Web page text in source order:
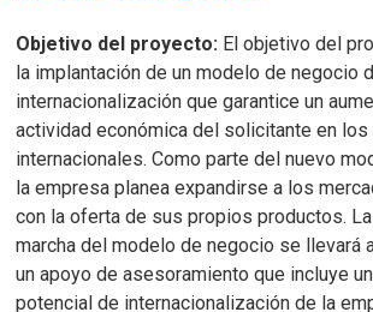
Objetivo del proyecto: El objetivo del
la implantación de un modelo de negocio
internacionalización que garantice un
actividad económica del solicitante en los
internacionales. Como parte del nuevo
la empresa planea expandirse a los
con la oferta de sus propios productos.
marcha del modelo de negocio se llevará
un apoyo de asesoramiento que incluye
potencial de internacionalización de la